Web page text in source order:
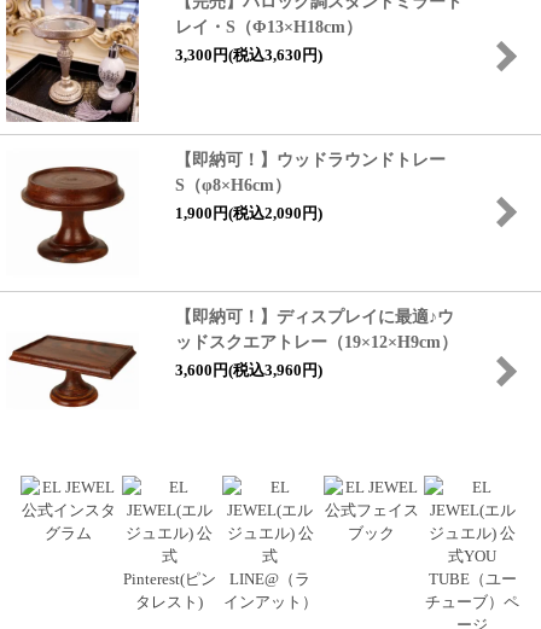
レイ・S（Φ13×H18cm）
3,300円(税込3,630円)
【即納可！】ウッドラウンドトレー
S（φ8×H6cm）
1,900円(税込2,090円)
【即納可！】ディスプレイに最適♪ウ
ッドスクエアトレー（19×12×H9cm）
3,600円(税込3,960円)